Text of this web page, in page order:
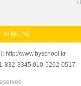
커뮤니티
: http://www.byschool.kr
832-3345,010-5262-0517